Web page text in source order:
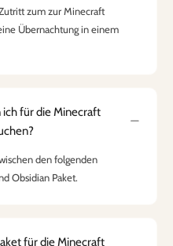
zum zur Minecraft
Übernachtung in einem
für die Minecraft
den folgenden
Obsidian Paket.
für die Minecraft